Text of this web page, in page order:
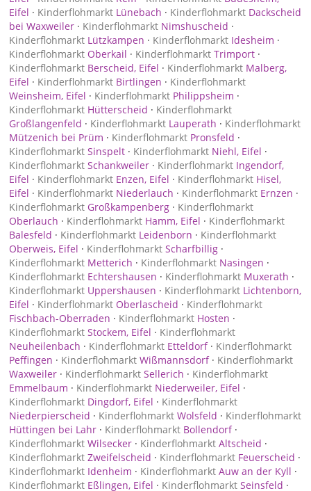
Eifel · Kinderflohmarkt Lünebach · Kinderflohmarkt Dackscheid
bei Waxweiler · Kinderflohmarkt Nimshuscheid ·
Kinderflohmarkt Lützkampen · Kinderflohmarkt Idesheim ·
Kinderflohmarkt Oberkail · Kinderflohmarkt Trimport ·
Kinderflohmarkt Berscheid, Eifel · Kinderflohmarkt Malberg,
Eifel · Kinderflohmarkt Birtlingen · Kinderflohmarkt
Weinsheim, Eifel · Kinderflohmarkt Philippsheim ·
Kinderflohmarkt Hütterscheid · Kinderflohmarkt
Großlangenfeld · Kinderflohmarkt Lauperath · Kinderflohmarkt
Mützenich bei Prüm · Kinderflohmarkt Pronsfeld ·
Kinderflohmarkt Sinspelt · Kinderflohmarkt Niehl, Eifel ·
Kinderflohmarkt Schankweiler · Kinderflohmarkt Ingendorf,
Eifel · Kinderflohmarkt Enzen, Eifel · Kinderflohmarkt Hisel,
Eifel · Kinderflohmarkt Niederlauch · Kinderflohmarkt Ernzen ·
Kinderflohmarkt Großkampenberg · Kinderflohmarkt
Oberlauch · Kinderflohmarkt Hamm, Eifel · Kinderflohmarkt
Balesfeld · Kinderflohmarkt Leidenborn · Kinderflohmarkt
Oberweis, Eifel · Kinderflohmarkt Scharfbillig ·
Kinderflohmarkt Metterich · Kinderflohmarkt Nasingen ·
Kinderflohmarkt Echtershausen · Kinderflohmarkt Muxerath ·
Kinderflohmarkt Uppershausen · Kinderflohmarkt Lichtenborn,
Eifel · Kinderflohmarkt Oberlascheid · Kinderflohmarkt
Fischbach-Oberraden · Kinderflohmarkt Hosten ·
Kinderflohmarkt Stockem, Eifel · Kinderflohmarkt
Neuheilenbach · Kinderflohmarkt Etteldorf· Kinderflohmarkt
Peffingen · Kinderflohmarkt Wißmannsdorf· Kinderflohmarkt
Waxweiler · Kinderflohmarkt Sellerich · Kinderflohmarkt
Emmelbaum · Kinderflohmarkt Niederweiler, Eifel ·
Kinderflohmarkt Dingdorf, Eifel · Kinderflohmarkt
Niederpierscheid · Kinderflohmarkt Wolsfeld · Kinderflohmarkt
Hüttingen bei Lahr · Kinderflohmarkt Bollendorf·
Kinderflohmarkt Wilsecker · Kinderflohmarkt Altscheid ·
Kinderflohmarkt Zweifelscheid · Kinderflohmarkt Feuerscheid ·
Kinderflohmarkt Idenheim · Kinderflohmarkt Auw an der Kyll ·
Kinderflohmarkt Eßlingen, Eifel · Kinderflohmarkt Seinsfeld ·